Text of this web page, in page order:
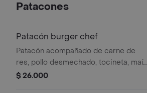
codorniz en pan a base de papa.
Patacones
Patacón burger chef
Patacón acompañado de carne de
res, pollo desmechado, tocineta, maíz
tierno, queso gratinado, huevos de
$ 26.000